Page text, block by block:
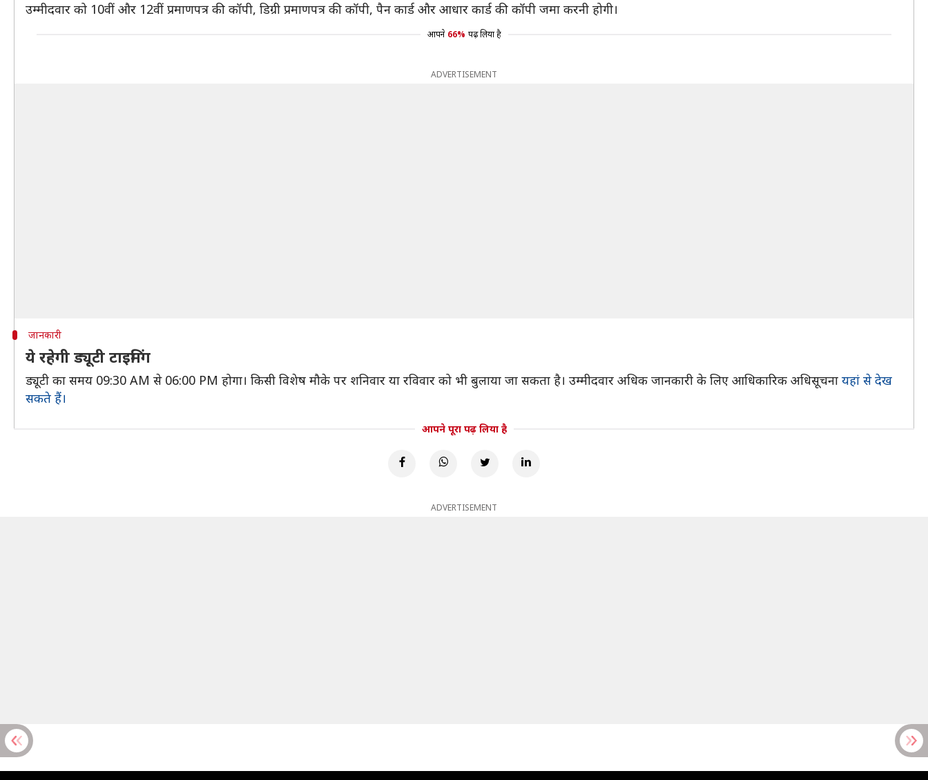
उम्मीदवार को 10वीं और 12वीं प्रमाणपत्र की कॉपी, डिग्री प्रमाणपत्र की कॉपी, पैन कार्ड और आधार कार्ड की कॉपी जमा करनी होगी।
आपने 66% पढ़ लिया है
ADVERTISEMENT
जानकारी
ये रहेगी ड्यूटी टाइमिंग
ड्यूटी का समय 09:30 AM से 06:00 PM होगा। किसी विशेष मौके पर शनिवार या रविवार को भी बुलाया जा सकता है। उम्मीदवार अधिक जानकारी के लिए आधिकारिक अधिसूचना यहां से देख
सकते हैं।
आपने पूरा पढ़ लिया है
ADVERTISEMENT